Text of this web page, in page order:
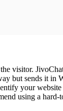
visitor.
but sends it in
your
using a